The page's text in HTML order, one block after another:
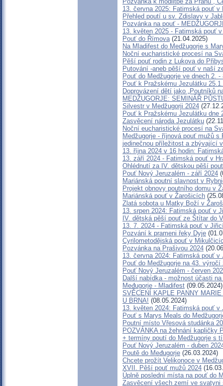
13. června 2025: Fatimská pouť v
Přehled poutí u sv. Zdislavy v
Pozvánka na pouť -
13. květen 2025 - Fatimská pouť
Pouť do Římova(21.04.2025)
Na Mladifest do Medžugorje s
Noční eucharistické procesí na
Pěší pouť rodin z Lukova do
Putování -aneb pěší pouť v naší
Pouť do Medžugorje ve dnech 2. -
Pouť k Pražskému Jezulátku
Doprovázení dětí jako „Poutníků
MEDŽUGORJE: SEMINÁŘ
Silvestr v Medžugorji 2024
Pouť k Pražskému Jezulátku dne
Zasvěcení národa Jezulátku
Noční eucharistické procesí na
Medžugorje - říjnová pouť mužů
jedinečnou příležitost a zbývající
13. října 2024 v 16 hodin:
13. září 2024 - Fatimská pouť v
Ohlédnutí za IV. dětskou pěší
Pouť Nový Jeruzalém - září 2024
Mariánská poutní slavnost v
Projekt obnovy poutního domu v
Mariánská pouť v Žarošicích
Zlatá sobota u Matky Boží v
13. srpen 2024: Fatimská pouť v
IV. dětská pěší pouť ze Štítar do
13. 7. 2024 - Fatimská pouť v
Pozvání k prameni řeky Dyje
Cyrilometodějská pouť v
Pozvánka na Prašivou 2024
13. června 2024: Fatimská pouť
Pouť do Medžugorje na 43.
Pouť Nový Jeruzalém - červen
Další nabídka - možnost účasti
Međugorje - Mladifest (09.05.2024)
SVĚCENÍ KAPLE PANNY
U BRNA! (08.05.2024)
13. květen 2024: Fatimská pouť
Pouť s Marys Meals do
Poutní místo Vřesová studánka
POZVÁNKA na žehnání kapličky
+ termíny poutí do Medžugorje s
Pouť Nový Jeruzalém - duben
Poutě do Međugorje (26.03.2024)
Chcete prožít Velikonoce v
XVII. Pěší pouť mužů 2024
Úplně poslední místa na pouť do
Zasvěcení všech zemí ve svatyni